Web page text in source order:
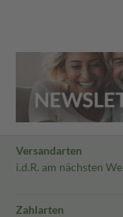
Versandarten
i.d.R. am nächsten
Zahlarten